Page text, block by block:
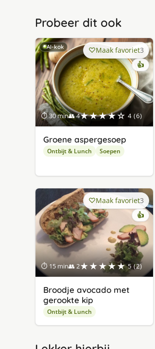
Probeer dit ook
AI-kok
⏱ 30 min👥 4★★★★☆ 4 (6)
Maak favoriet3
👍
Groene aspergesoep
Ontbijt & Lunch Soepen
⏱ 15 min👥 2★★★★★ 5 (2)
Maak favoriet3
👍
Broodje avocado met
gerookte kip
Ontbijt & Lunch